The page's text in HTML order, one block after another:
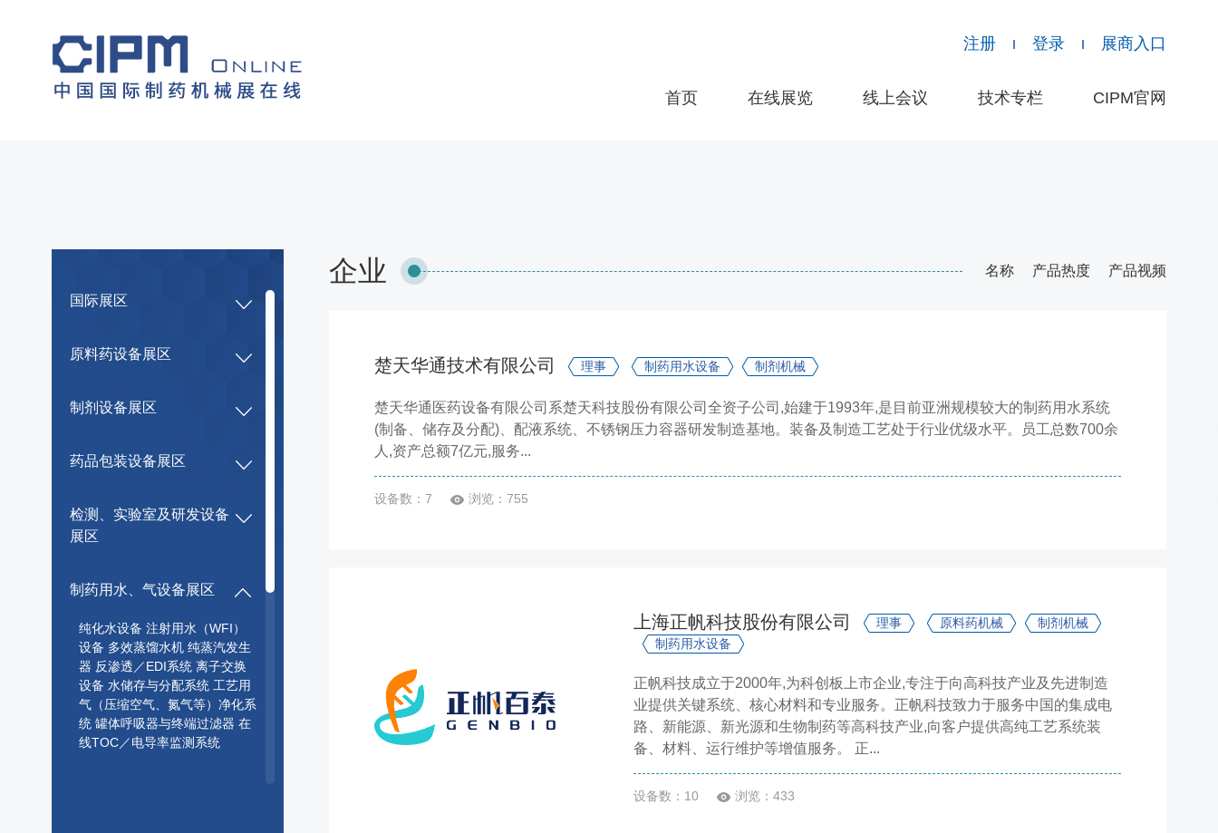
注册 登录 展商入口
首页 在线展览 线上会议 技术专栏 CIPM官网
国际展区
原料药设备展区
制剂设备展区
药品包装设备展区
检测、实验室及研发设备
展区
制药用水、气设备展区
纯化水设备 注射用水（WFI）
设备 多效蒸馏水机 纯蒸汽发生
器 反渗透／EDI系统 离子交换
设备 水储存与分配系统 工艺用
气（压缩空气、氮气等）净化系
统 罐体呼吸器与终端过滤器 在
线TOC／电导率监测系统
企业 名称 产品热度 产品视频
楚天华通技术有限公司 理事 制药用水设备 制剂机械
楚天华通医药设备有限公司系楚天科技股份有限公司全资子公司,始建于1993年,是目前亚洲规模较大的制药用水系统
(制备、储存及分配)、配液系统、不锈钢压力容器研发制造基地。装备及制造工艺处于行业优级水平。员工总数700余
人,资产总额7亿元,服务...
设备数：7 浏览：755
上海正帆科技股份有限公司 理事 原料药机械
制剂机械
制药用水设备
正帆科技成立于2000年,为科创板上市企业,专注于向高科技产业及先进制造
业提供关键系统、核心材料和专业服务。正帆科技致力于服务中国的集成电
路、新能源、新光源和生物制药等高科技产业,向客户提供高纯工艺系统装
备、材料、运行维护等增值服务。 正...
设备数：10 浏览：433